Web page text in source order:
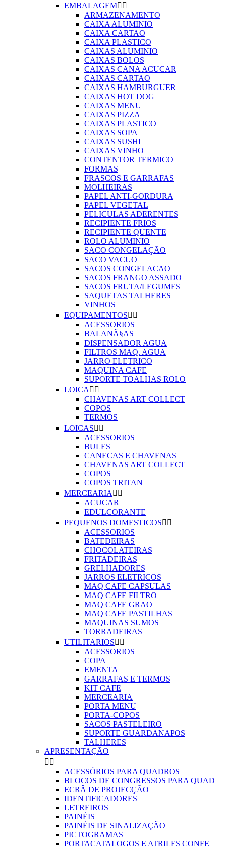
EMBALAGEM 
ARMAZENAMENTO
CAIXA ALUMINIO
CAIXA CARTAO
CAIXA PLASTICO
CAIXAS ALUMINIO
CAIXAS BOLOS
CAIXAS CANA ACUCAR
CAIXAS CARTAO
CAIXAS HAMBURGUER
CAIXAS HOT DOG
CAIXAS MENU
CAIXAS PIZZA
CAIXAS PLASTICO
CAIXAS SOPA
CAIXAS SUSHI
CAIXAS VINHO
CONTENTOR TERMICO
FORMAS
FRASCOS E GARRAFAS
MOLHEIRAS
PAPEL ANTI-GORDURA
PAPEL VEGETAL
PELICULAS ADERENTES
RECIPIENTE FRIOS
RECIPIENTE QUENTE
ROLO ALUMINIO
SACO CONGELAÇÃO
SACO VACUO
SACOS CONGELACAO
SACOS FRANGO ASSADO
SACOS FRUTA/LEGUMES
SAQUETAS TALHERES
VINHOS
EQUIPAMENTOS 
ACESSORIOS
BALANÃ§AS
DISPENSADOR AGUA
FILTROS MAQ. AGUA
JARRO ELETRICO
MAQUINA CAFE
SUPORTE TOALHAS ROLO
LOICA  
CHAVENAS ART COLLECT
COPOS
TERMOS
LOICAS 
ACESSORIOS
BULES
CANECAS E CHAVENAS
CHAVENAS ART COLLECT
COPOS
COPOS TRITAN
MERCEARIA  
ACUCAR
EDULCORANTE
PEQUENOS DOMESTICOS 
ACESSORIOS
BATEDEIRAS
CHOCOLATEIRAS
FRITADEIRAS
GRELHADORES
JARROS ELETRICOS
MAQ CAFE CAPSULAS
MAQ CAFE FILTRO
MAQ CAFE GRAO
MAQ CAFE PASTILHAS
MAQUINAS SUMOS
TORRADEIRAS
UTILITARIOS 
ACESSORIOS
COPA
EMENTA
GARRAFAS E TERMOS
KIT CAFE
MERCEARIA
PORTA MENU
PORTA-COPOS
SACOS PASTELEIRO
SUPORTE GUARDANAPOS
TALHERES
APRESENTAÇÃO
 
ACESSÓRIOS PARA QUADROS
BLOCOS DE CONGRESSOS PARA QUAD
ECRÂ DE PROJECÇÃO
IDENTIFICADORES
LETREIROS
PAINÉIS
PAINÉIS DE SINALIZAÇÃO
PICTOGRAMAS
PORTACATALOGOS E ATRILES CONFE